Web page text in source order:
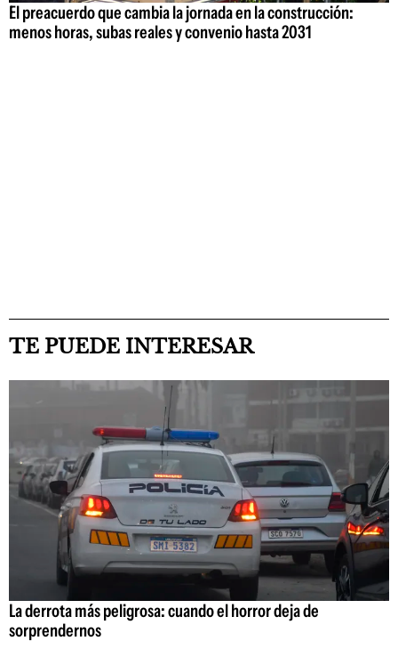
El preacuerdo que cambia la jornada en la construcción:
menos horas, subas reales y convenio hasta 2031
TE PUEDE INTERESAR
La derrota más peligrosa: cuando el horror deja de
sorprendernos